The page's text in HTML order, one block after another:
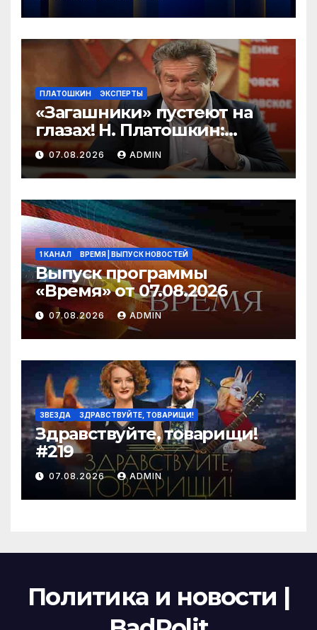
ПЛАТОШКИН ЭКСПЕРТЫ
«Загашники» пустеют на
глазах! Н. Платошкин:
посмотрите, что власть
скрывает за красивыми
отчётами!
07.08.2026 ADMIN
1 КАНАЛ ВРЕМЯ | ВЫПУСК НОВОСТЕЙ
Выпуск программы
«Время» от 07.08.2026
07.08.2026 ADMIN
ЗВЕЗДА ЗДРАВСТВУЙТЕ, ТОВАРИЩИ!
Здравствуйте, товарищи!
#219
07.08.2026 ADMIN
Политика и новости |